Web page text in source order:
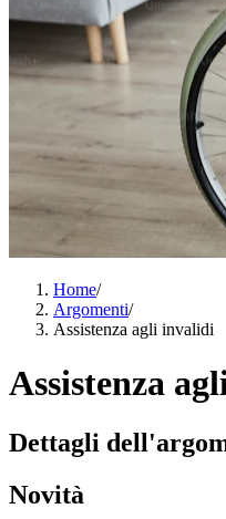
Home/
Argomenti/
Assistenza agli invalidi
Assistenza
Dettagli
Novità